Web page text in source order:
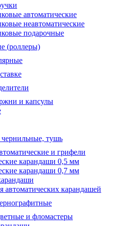
автоматические
неавтоматические
подарочные
(роллеры)
и капсулы
тушь
и грифели
карандаши 0,5 мм
карандаши 0,7 мм
автоматических карандашей
и фломастеры